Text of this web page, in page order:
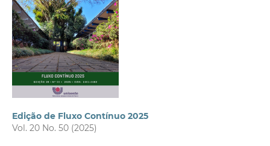
Edição de Fluxo Contínuo 2025
Vol. 20 No. 50 (2025)